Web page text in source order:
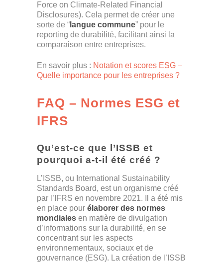
Force on Climate-Related Financial
Disclosures). Cela permet de créer une
sorte de “ langue commune” pour le
reporting de durabilité, facilitant ainsi la
comparaison entre entreprises.
En savoir plus : Notation et scores ESG –
Quelle importance pour les entreprises ?
FAQ – Normes ESG et
IFRS
Qu’est-ce que l’ISSB et
pourquoi a-t-il été créé ?
L’ISSB, ou International Sustainability
Standards Board, est un organisme créé
par l’IFRS en novembre 2021. Il a été mis
en place pour élaborer des normes
mondiales en matière de divulgation
d’informations sur la durabilité, en se
concentrant sur les aspects
environnementaux, sociaux et de
gouvernance (ESG). La création de l’ISSB